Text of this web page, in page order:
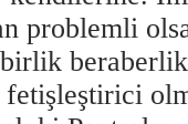
problemli
fetişleştirici